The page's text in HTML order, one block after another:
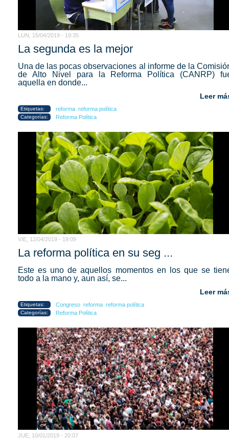
LUN, 15/04/2019 - 19:35
La segunda es la mejor
Una de las pocas observaciones al informe de la
de Alto Nivel para la Reforma Política (CANRP)
aquella en donde...
Leer
Etiquetas: reforma reforma política
Categorías: Reforma Política
VIE, 12/04/2019 - 19:09
La reforma política en su seg ...
Este es uno de aquellos momentos en los que se
todo a la mano y, aun así, se...
Leer
Etiquetas: Congreso reforma reforma política
Categorías: Reforma Política
JUE, 10/01/2019 - 20:07